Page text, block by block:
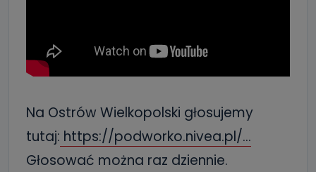
Na Ostrów Wielkopolski głosujemy
tutaj: https://podworko.nivea.pl/…
Głosować można raz dziennie.